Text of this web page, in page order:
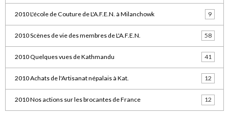
2010 L'école de Couture de L'A.F.E.N. à Milanchowk 9
2010 Scènes de vie des membres de L'A.F.E.N. 58
2010 Quelques vues de Kathmandu 41
2010 Achats de l'Artisanat népalais à Kat. 12
2010 Nos actions sur les brocantes de France 12